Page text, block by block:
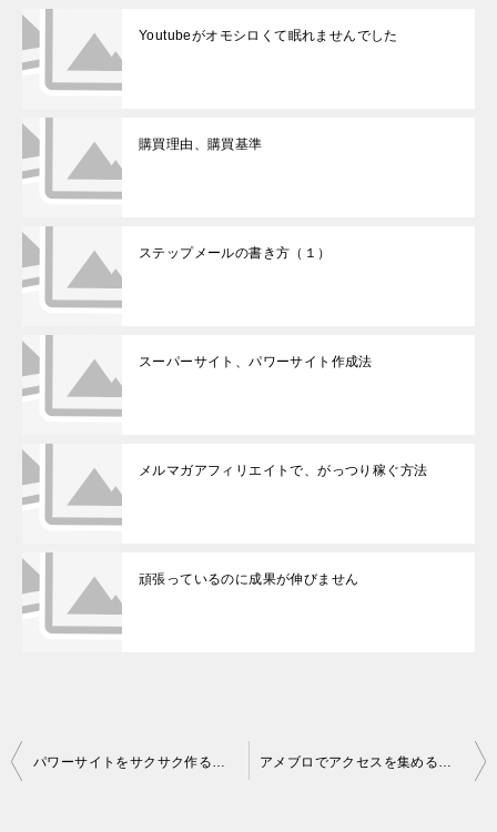
Youtubeがオモシロくて眠れませんでした
購買理由、購買基準
ステップメールの書き方（１）
スーパーサイト、パワーサイト作成法
メルマガアフィリエイトで、がっつり稼ぐ方法
頑張っているのに成果が伸びません
投
パワーサイトをサクサク作る方法 アメブロでアクセスを集める方法